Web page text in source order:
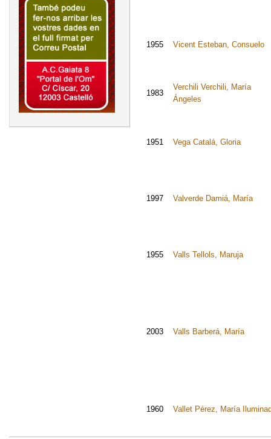
1955 Vicent Esteban, Consuelo
1983
Verchili Verchili, María
Ángeles
1951 Vega Catalá, Gloria
1997 Valverde Damiá, María
1955 Valls Tellols, Maruja
2003 Valls Barberá, María
1960 Vallet Pérez, María